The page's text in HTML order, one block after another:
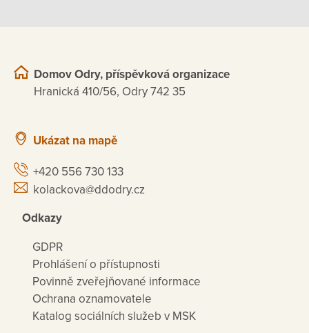
Domov Odry, příspěvková organizace
Hranická 410/56, Odry 742 35
Ukázat na mapě
+420 556 730 133
kolackova@ddodry.cz
Odkazy
GDPR
Prohlášení o přístupnosti
Povinně zveřejňované informace
Ochrana oznamovatele
Katalog sociálních služeb v MSK